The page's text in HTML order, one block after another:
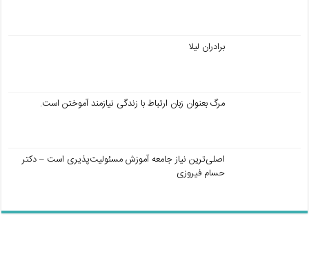
برادران لیلا
مرگ بعنوان زبان ارتباط با زندگی نیازمند آموختن است.
اصلی‌ترین نیاز جامعه آموزش مسئولیت‌پذیری است – دکتر
حسام فیروزی